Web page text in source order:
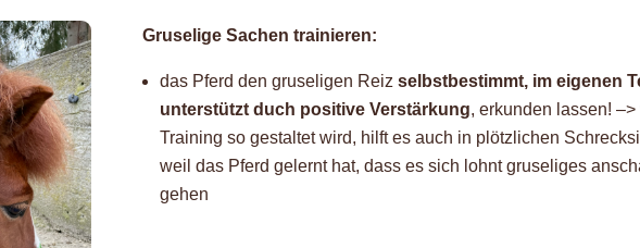
Gruselige Sachen trainieren:
das Pferd den gruseligen Reizselbstbestimmt, im eigenen
unterstützt duch positive Verstärkung, erkunden lassen! –>
Training so gestaltet wird, hilft es auch in plötzlichen
weil das Pferd gelernt hat, dass es sich lohnt gruseliges
gehen